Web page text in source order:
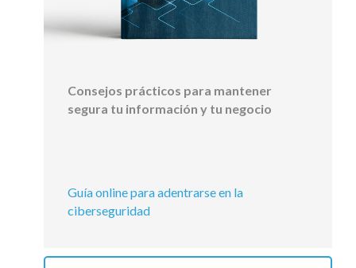
Consejos prácticos para mantener
segura tu información y tu negocio
Guía online para adentrarse en la
ciberseguridad